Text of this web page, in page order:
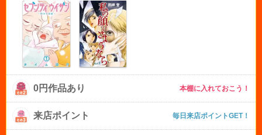
0円作品あり 本棚に入れておこう！
来店ポイント 毎日来店ポイントGET！